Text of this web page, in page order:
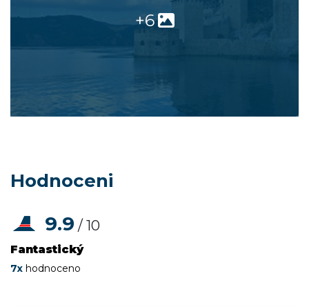
+6
Hodnoceni
9.9 / 10
Fantastický
7x hodnoceno